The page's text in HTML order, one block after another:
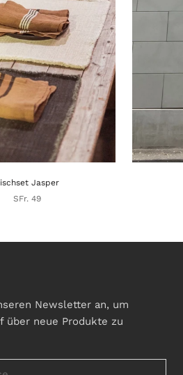
Jasper
SFr. 49
Newsletter an, um
über neue Produkte zu